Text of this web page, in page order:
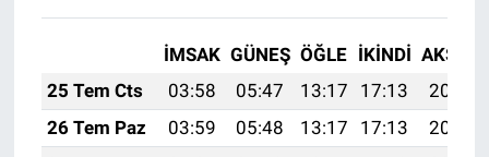
İMSAK GÜNEŞ ÖĞLE İKINDI AKŞAM
25 Tem Cts
03:58 05:47 13:17 17:13
20:37
26 Tem Paz
03:59 05:48 13:17 17:13
20:36